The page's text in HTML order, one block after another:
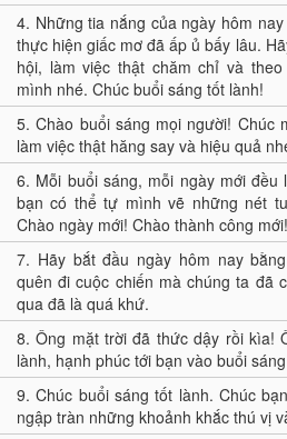
4. Những tia nắng của ngày hôm
thực hiện giấc mơ đã ấp ủ bấy lâu.
hội, làm việc thật chăm chỉ và
mình nhé. Chúc buổi sáng tốt lành!
5.Chào buổi sáng mọi người! Chúc
làm việc thật hăng say và hiệu quả
6. Mỗi buổi sáng, mỗi ngày mới
bạn có thể tự mình vẽ những nét
Chào ngày mới! Chào thành công mới!
7. Hãy bắt đầu ngày hôm nay
quên đi cuộc chiến mà chúng ta đã
qua đã là quá khứ.
8.Ông mặt trời đã thức dậy rồi kìa!
lành, hạnh phúc tới bạn vào buổi
9.Chúc buổi sáng tốt lành. Chúc
ngập tràn những khoảnh khắc thú vị